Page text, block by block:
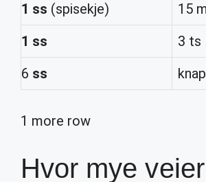
1 ss (spisekje)
15
1 ss
3 ts
6 ss
1 more row
Hvor mye